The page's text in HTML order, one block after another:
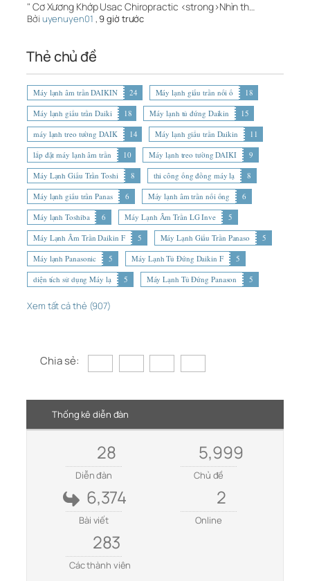
" Cơ Xương Khớp Usac Chiropractic <strong>Nhìn th…
Bởi uyenuyen01 ,9 giờ trước
Thẻ chủ đề
Máy lạnh âm trần DAIKIN 24 Máy lạnh giấu trần nối ố
18
Máy lạnh giấu trần Daiki
18 Máy lạnh tủ đứng Daikin
15
máy lạnh treo tường DAIK
14 Máy lạnh giấu trần Daikin
11
lắp đặt máy lạnh âm trần
10 Máy lạnh treo tường DAIKI
9
Máy Lạnh Giấu Trần Toshi
8 thi công ống đồng máy lạ
8
Máy lạnh giấu trần Panas
6 Máy lạnh âm trần nối ống
6
Máy lạnh Toshiba
6 Máy Lạnh Âm Trần LG Inve
5
Máy Lạnh Âm Trần Daikin F
5 Máy Lạnh Giấu Trần Panaso
5
Máy lạnh Panasonic
5 Máy Lạnh Tủ Đứng Daikin F
5
diện tích sử dụng Máy lạ
5 Máy Lạnh Tủ Đứng Panason 5
Xem tất cả thẻ (907)
Chia sẻ:
Thống kê diễn đàn
28
Diễn đàn
5,999
Chủ đề
6,374
Bài viết
2
Online
283
Các thành viên